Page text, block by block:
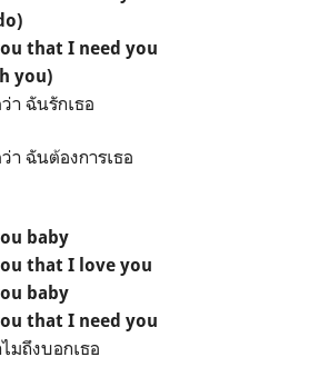
that I need you
you)
า ฉันรักเธอ
ฉันต้องการเธอ
baby
that I love you
baby
that I need you
มถึงบอกเธอ